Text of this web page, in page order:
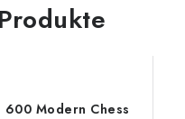
600 Modern Chess